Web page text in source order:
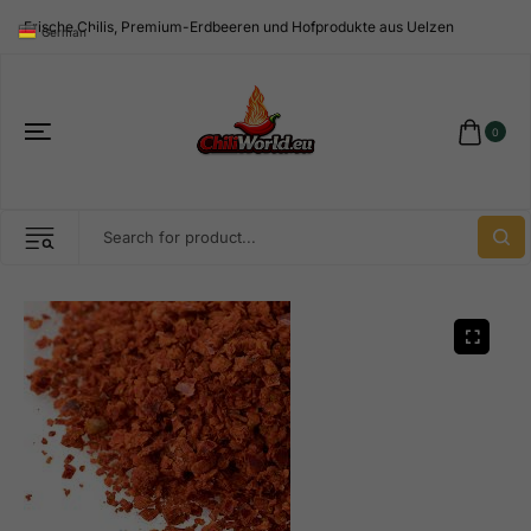
Frische Chilis, Premium-Erdbeeren und Hofprodukte aus Uelzen
0
German ▼